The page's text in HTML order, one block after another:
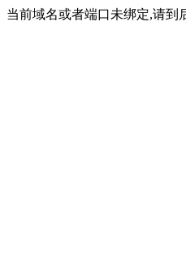
当前域名或者端口未绑定,请到